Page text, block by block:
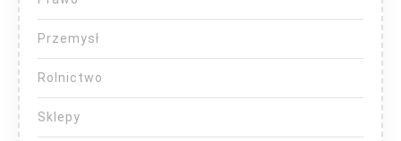
Przemysł
Rolnictwo
Sklepy